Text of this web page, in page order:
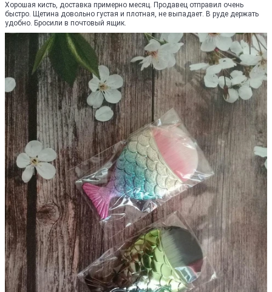
Хорошая кисть, доставка примерно месяц. Продавец отправил очень
быстро. Щетина довольно густая и плотная, не выпадает. В руде держать
удобно. Бросили в почтовый ящик.